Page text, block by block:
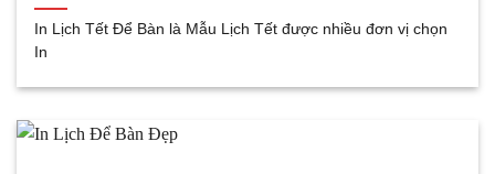
In Lịch Tết Để Bàn là Mẫu Lịch Tết được nhiều đơn vị chọn
In